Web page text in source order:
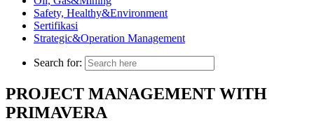
Safety, Healthy&Environment
Sertifikasi
Strategic&Operation Management
Search for:
PROJECT MANAGEMENT WITH
PRIMAVERA